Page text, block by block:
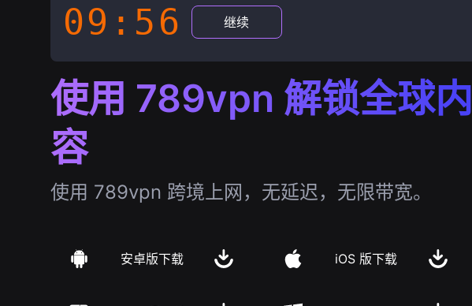
09:55 继续
使用 789vpn 解锁全球内
容
使用 789vpn 跨境上网，无延迟，无限带宽。
安卓版下载 iOS 版下载